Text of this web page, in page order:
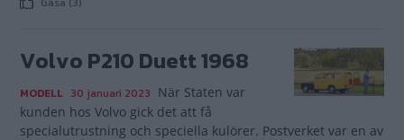
Volvo P210 Duett 1968
MODELL 30 januari 2023 När Staten var
kunden hos Volvo gick det att få
specialutrustning och speciella kulörer. Postverket var en av